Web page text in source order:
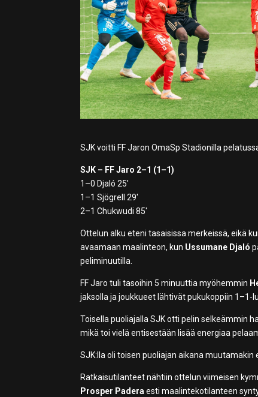
SJK voitti FF Jaron OmaSp Stadionilla
SJK – FF Jaro 2–1 (1–1)
1–0 Djaló 25′
1–1 Sjögrell 29′
2–1 Chukwudi 85′
Ottelun alku eteni tasaisissa merkeissä, eikä
avaamaan maalinteon, kun Ussumane Djaló
peliminuutilla.
FF Jaro tuli tasoihin 5 minuuttia myöhemmin
jaksolla ja joukkueet lähtivät pukukoppiin 1–1-
Toisella puoliajalla SJK otti pelin selkeämmin
mikä toi vielä entisestään lisää energiaa
SJK:lla oli toisen puoliajan aikana
Ratkaisutilanteet nähtiin ottelun viimeisen
Prosper Paderaesti maalintekotilanteen